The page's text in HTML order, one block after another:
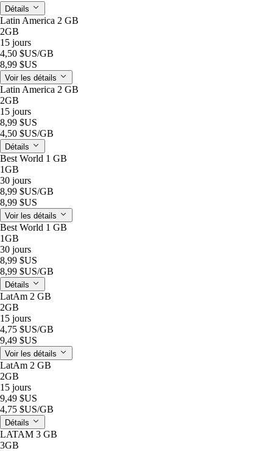
Détails
Latin America 2 GB
2GB
15 jours
4,50 $US/GB
8,99 $US
Voir les détails
Latin America 2 GB
2GB
15 jours
8,99 $US
4,50 $US/GB
Détails
Best World 1 GB
1GB
30 jours
8,99 $US/GB
8,99 $US
Voir les détails
Best World 1 GB
1GB
30 jours
8,99 $US
8,99 $US/GB
Détails
LatAm 2 GB
2GB
15 jours
4,75 $US/GB
9,49 $US
Voir les détails
LatAm 2 GB
2GB
15 jours
9,49 $US
4,75 $US/GB
Détails
LATAM 3 GB
3GB